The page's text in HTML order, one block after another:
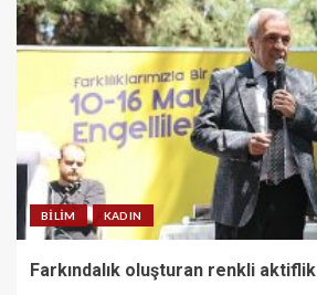
BILIM KADIN
Farkındalık oluşturan renkli aktiflik